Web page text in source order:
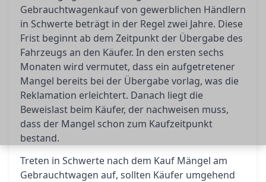
Gebrauchtwagenkauf von gewerblichen Händlern
in Schwerte beträgt in der Regel zwei Jahre. Diese
Frist beginnt ab dem Zeitpunkt der Übergabe des
Fahrzeugs an den Käufer. In den ersten sechs
Monaten wird vermutet, dass ein aufgetretener
Mangel bereits bei der Übergabe vorlag, was die
Reklamation erleichtert. Danach liegt die
Beweislast beim Käufer, der nachweisen muss,
dass der Mangel schon zum Kaufzeitpunkt
bestand.
Treten in Schwerte nach dem Kauf Mängel am
Gebrauchtwagen auf, sollten Käufer umgehend